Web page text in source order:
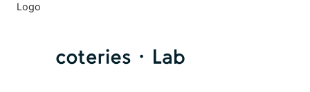
Logo